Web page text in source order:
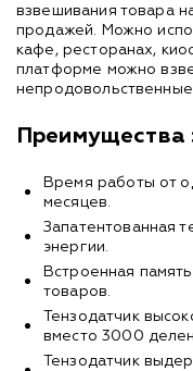
взвешивания товара
продажей. Можно
кафе, ресторанах,
платформе можно
Преимущества
Время работы от
месяцев.
Запатентованная
энергии.
Встроенная
товаров.
Тензодатчик
вместо 3000
Тензодатчик